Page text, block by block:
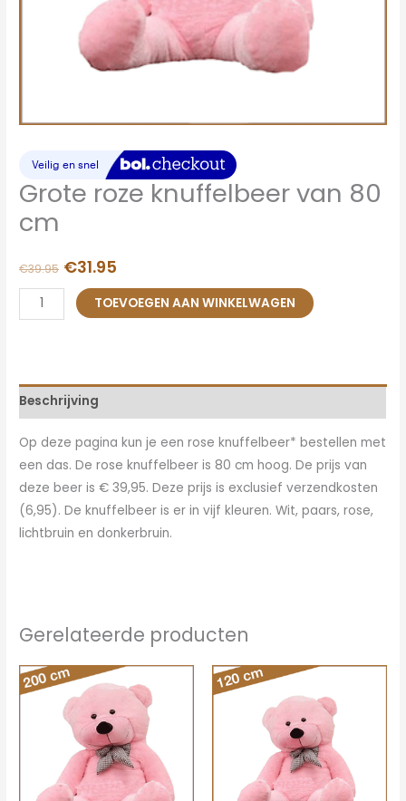
Grote roze knuffelbeer van 80
cm
€39.95 €31.95
TOEVOEGEN AAN WINKELWAGEN
Beschrijving
Op deze pagina kun je een rose knuffelbeer* bestellen met
een das. De rose knuffelbeer is 80 cm hoog. De prijs van
deze beer is € 39,95. Deze prijs is exclusief verzendkosten
(6,95). De knuffelbeer is er in vijf kleuren. Wit, paars, rose,
lichtbruin en donkerbruin.
Gerelateerde producten
Oorspronkelijke
prijs
was:
€145.00.
Huidige
prijs
is:
€116.00.
Oorspronkelijke
prijs
was:
€59.95.
Huidige
is:
€49.95.